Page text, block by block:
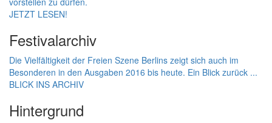
JETZT LESEN!
Festivalarchiv
Die Vielfältigkeit der Freien Szene Berlins zeigt sich auch im
Besonderen in den Ausgaben 2016 bis heute. Ein Blick zurück ...
BLICK INS ARCHIV
Hintergrund